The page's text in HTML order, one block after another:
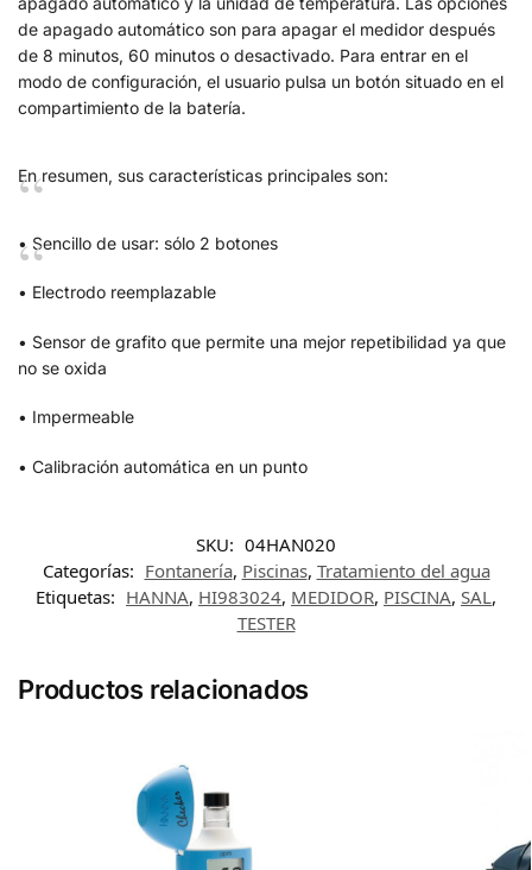
de apagado automático son para apagar el medidor después
de 8 minutos, 60 minutos o desactivado. Para entrar en el
modo de configuración, el usuario pulsa un botón situado en el
compartimiento de la batería.
En resumen, sus características principales son:
• Sencillo de usar: sólo 2 botones
• Electrodo reemplazable
• Sensor de grafito que permite una mejor repetibilidad ya que
no se oxida
• Impermeable
• Calibración automática en un punto
SKU: 04HAN020
Categorías: Fontanería, Piscinas, Tratamiento del agua
Etiquetas: HANNA, HI983024, MEDIDOR, PISCINA, SAL,
TESTER
Productos relacionados